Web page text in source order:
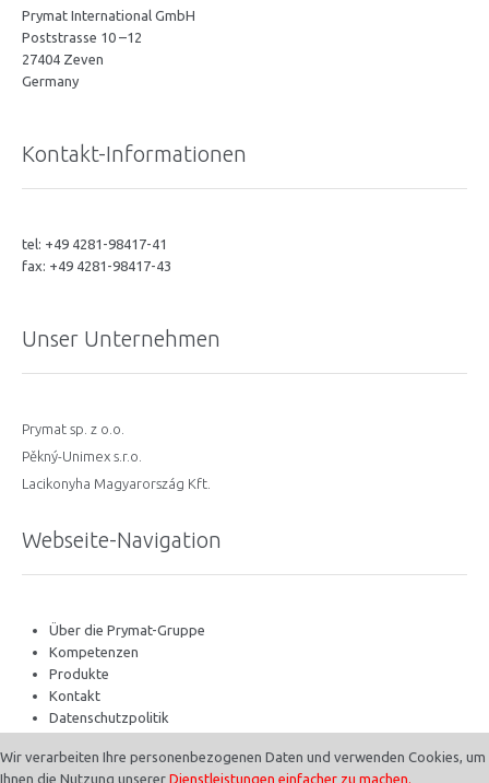
Prymat International GmbH
Poststrasse 10 –12
27404 Zeven
Germany
Kontakt-Informationen
tel: +49 4281-98417-41
fax: +49 4281-98417-43
Unser Unternehmen
Prymat sp. z o.o.
Pěkný-Unimex s.r.o.
Lacikonyha Magyarország Kft.
Webseite-Navigation
Über die Prymat-Gruppe
Kompetenzen
Produkte
Kontakt
Datenschutzpolitik
Wir verarbeiten Ihre personenbezogenen Daten und verwenden Cookies, um
Ihnen die Nutzung unserer Dienstleistungen einfacher zu machen.